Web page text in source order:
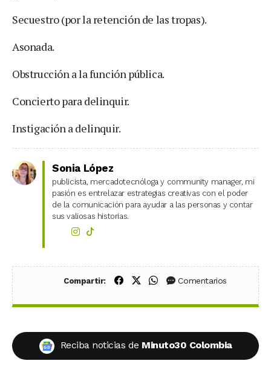
Secuestro (por la retención de las tropas).
Asonada.
Obstrucción a la función pública.
Concierto para delinquir.
Instigación a delinquir.
Sonia López
publicista, mercadotecnóloga y community manager, mi
pasión es entrelazar estrategias creativas con el poder
de la comunicación para ayudar a las personas y contar
sus valiosas historias.
Compartir: Compartir en Facebook
Compartir en X (Twitter)
Compartir en WhatsApp
Comentarios
Reciba noticias de Minuto30 Colombia